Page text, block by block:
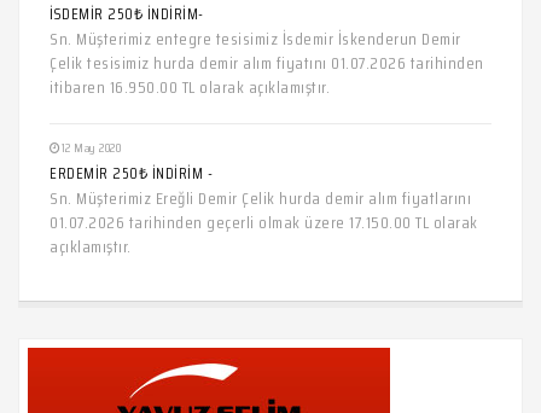
İSDEMİR 250₺ İNDİRİM-
Sn. Müşterimiz entegre tesisimiz İsdemir İskenderun Demir
Çelik tesisimiz hurda demir alım fiyatını 01.07.2026 tarihinden
itibaren 16.950.00 TL olarak açıklamıştır.
12 May 2020
ERDEMİR 250₺ İNDİRİM -
Sn. Müşterimiz Ereğli Demir Çelik hurda demir alım fiyatlarını
01.07.2026 tarihinden geçerli olmak üzere 17.150.00 TL olarak
açıklamıştır.